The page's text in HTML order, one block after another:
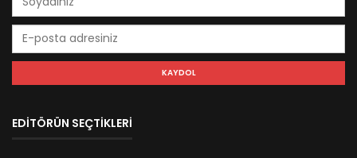
EDİTÖRÜN SEÇTİKLERİ